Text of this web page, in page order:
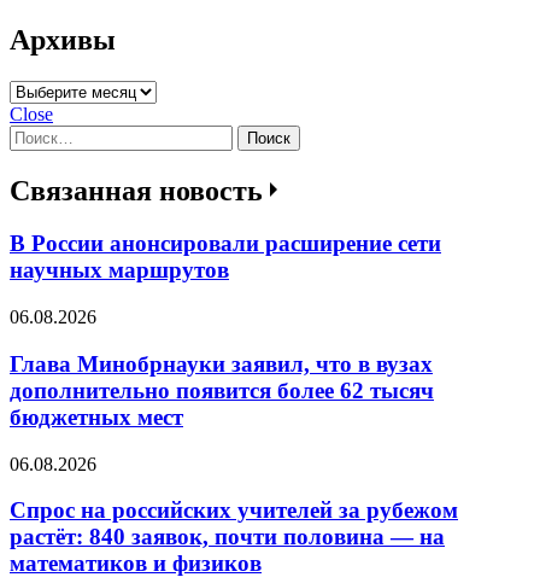
Архивы
Архивы
Close
Найти:
Связанная новость
В России анонсировали расширение сети
научных маршрутов
06.08.2026
Глава Минобрнауки заявил, что в вузах
дополнительно появится более 62 тысяч
бюджетных мест
06.08.2026
Спрос на российских учителей за рубежом
растёт: 840 заявок, почти половина — на
математиков и физиков